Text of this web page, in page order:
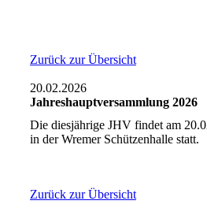
Zurück zur Übersicht
20.02.2026
Jahreshauptversammlung 2026
Die diesjährige JHV findet am
in der Wremer Schützenhalle statt.
Zurück zur Übersicht